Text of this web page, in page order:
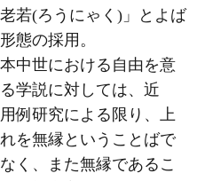
若(ろうにゃく)」とよば
態の採用。
中世における自由を意
学説に対しては、近
例研究による限り、上
を無縁ということばで
く、また無縁であるこ